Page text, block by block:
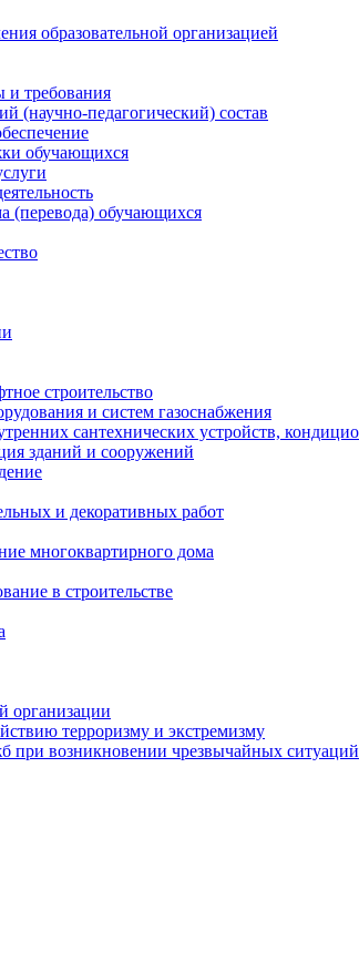
образовательной организацией
и требования
(научно-педагогический) состав
обучающихся
(перевода) обучающихся
строительство
и систем газоснабжения
сантехнических устройств,
зданий и сооружений
и декоративных работ
многоквартирного дома
в строительстве
организации
терроризму и экстремизму
при возникновении чрезвычайных ситуаций